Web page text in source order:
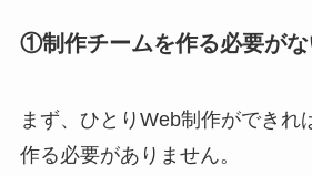
①制作チームを作る必要が
まず、ひとりWeb制作ができれ
作る必要がありません。